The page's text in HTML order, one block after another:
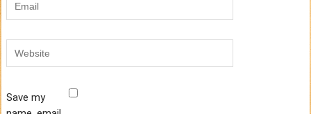
Save my